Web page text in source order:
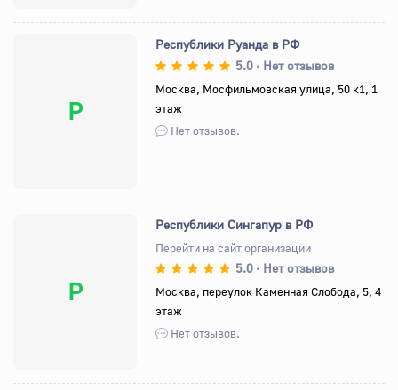
Р
Республики Руанда в РФ
5.0 • Нет отзывов
Москва, Мосфильмовская улица, 50 к1, 1
этаж
Нет отзывов.
Р
Республики Сингапур в РФ
Перейти на сайт организации
5.0 • Нет отзывов
Москва, переулок Каменная Слобода, 5, 4
этаж
Нет отзывов.